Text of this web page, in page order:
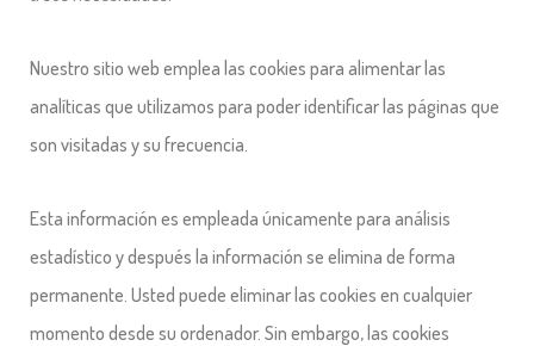
Nuestro sitio web emplea las cookies para alimentar las
analíticas que utilizamos para poder identificar las páginas que
son visitadas y su frecuencia.
Esta información es empleada únicamente para análisis
estadístico y después la información se elimina de forma
permanente. Usted puede eliminar las cookies en cualquier
momento desde su ordenador. Sin embargo, las cookies